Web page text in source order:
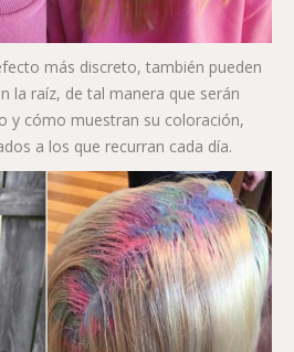
más discreto, también pueden
la raíz, de tal manera que serán
y cómo muestran su coloración,
a los que recurran cada día.